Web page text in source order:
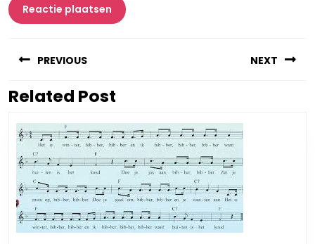
PREVIOUS
Vorig
NEXT
Related Post